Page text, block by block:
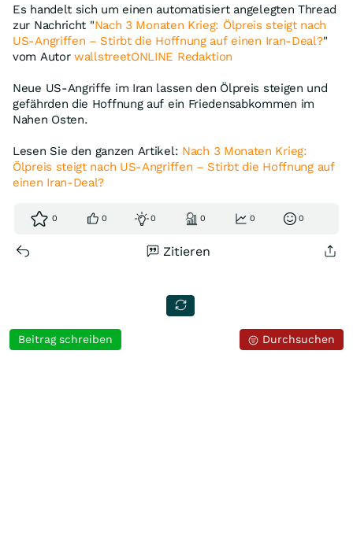
Es handelt sich um einen automatisiert angelegten Thread
zur Nachricht "Nach 3 Monaten Krieg: Ölpreis steigt nach
US-Angriffen – Stirbt die Hoffnung auf einen Iran-Deal?"
vom Autor wallstreetONLINE Redaktion
Neue US-Angriffe im Iran lassen den Ölpreis steigen und
gefährden die Hoffnung auf ein Friedensabkommen im
Nahen Osten.
Lesen Sie den ganzen Artikel: Nach 3 Monaten Krieg:
Ölpreis steigt nach US-Angriffen – Stirbt die Hoffnung auf
einen Iran-Deal?
0 0 0 0 0 0
Zitieren
Durchsuchen
Beitrag schreiben